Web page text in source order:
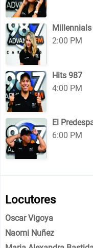
Millennials
2:00 PM
Hits 987
4:00 PM
El
6:00 PM
Locutores
Oscar Vigoya
Naomi Nuñez